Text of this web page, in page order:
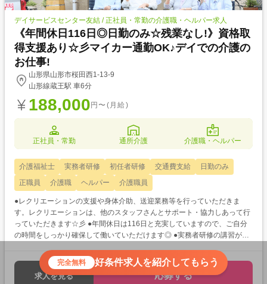
デイサービスセンター友結 / 正社員・常勤の介護職・ヘルパー求人
《年間休日116日◎日勤のみ☆残業なし!》資格取
得支援あり☆彡マイカー通勤OK♪デイでの介護の
お仕事!
山形県山形市桜田西1-13-9
山形線蔵王駅 車6分
188,000 円〜(月給)
正社員・常勤 通所介護 介護職・ヘルパー
介護福祉士 実務者研修 初任者研修 交通費支給
日勤のみ
正職員
介護職 ヘルパー 介護職員
●レクリエーションの支援や身体介助、送迎業務等を行っていただきま
す。レクリエーションは、他のスタッフさんとサポート・協力しあって行
っていただきます☆彡 ●年間休日は116日と充実していますので、ご自分
の時間をしっかり確保して働いていただけます◎ ●実務者研修の講習が受
ます◎受講料は法人にて全額負担してくださいます! ※【必要資格につい
て】介護職初任者研修以上、普通自動車運転免許(AT限定可)が必須です。
求人を見る 応募する
完全無料 好条件求人を紹介してもらう